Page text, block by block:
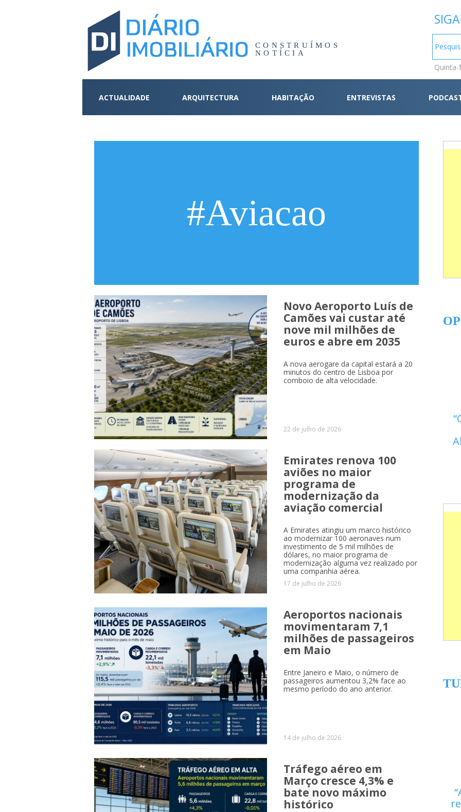
CONSTRUÍMOS
NOTÍCIA
ACTUALIDADE ARQUITECTURA HABITAÇÃO ENTREVISTAS
#Aviacao
Novo Aeroporto Luís de
Camões vai custar até
nove mil milhões de
euros e abre em 2035
A nova aerogare da capital estará a 20
minutos do centro de Lisboa por
comboio de alta velocidade.
22 de julho de 2026
Emirates renova 100
aviões no maior
programa de
modernização da
aviação comercial
A Emirates atingiu um marco histórico
ao modernizar 100 aeronaves num
investimento de 5 mil milhões de
dólares, no maior programa de
modernização alguma vez realizado por
uma companhia aérea.
17 de julho de 2026
Aeroportos nacionais
movimentaram 7,1
milhões de passageiros
em Maio
Entre Janeiro e Maio, o número de
passageiros aumentou 3,2% face ao
mesmo período do ano anterior.
14 de julho de 2026
Tráfego aéreo em
Março cresce 4,3% e
bate novo máximo
histórico